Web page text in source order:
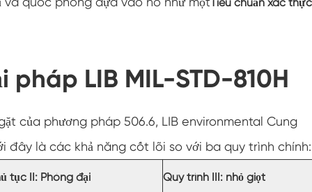
Buồng kiểm tra độ ẩm đóng băng
Buồng thử nghiệm trong phòng thí nghiệm
Buồng thử nghiệm PV
Buồng môi trường PV
LIB MIL-STD-810H
của phương pháp 506.6, LIB environmental Cung
đây là các khả năng cốt lõi so với ba quy trình chính:
tục II: Phóng đại Quy trình III: nhỏ giọt